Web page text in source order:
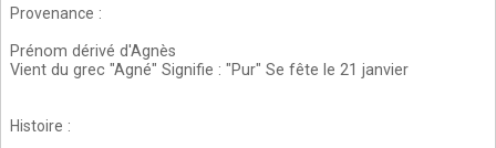
Provenance :
Prénom dérivé d'Agnès
Vient du grec "Agné" Signifie : "Pur" Se fête le 21 janvier
Histoire :